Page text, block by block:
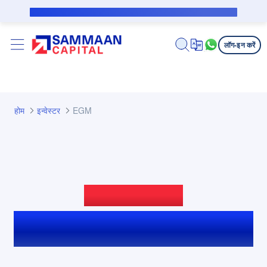
मुख्य कंटेंट पर जाएं
लॉग-इन करें
होम इन्वेस्टर EGM
नोटिस और सहायक डॉक्यूमेंट